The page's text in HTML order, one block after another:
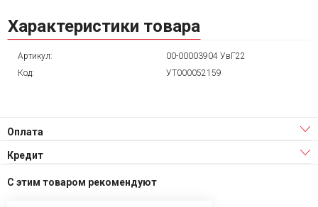
Характеристики товара
Артикул:
00-00003904 УвГ22
Код:
УТ000052159
Оплата
Кредит
С этим товаром рекомендуют